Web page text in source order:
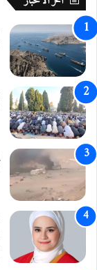
ا
ض
ي